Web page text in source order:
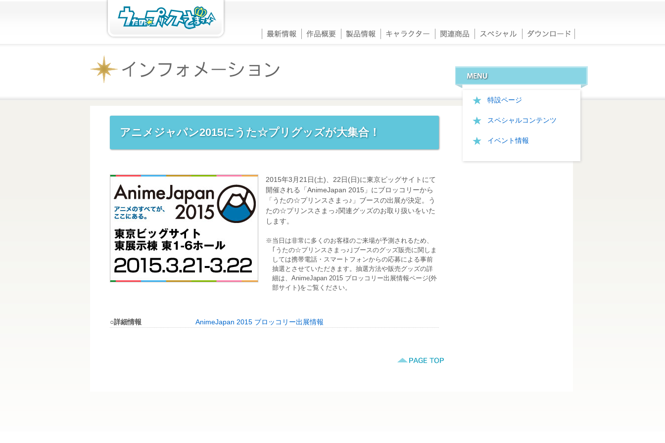
アニメジャパン2015にうた☆プリグッズが大集合！
2015年3月21日(土)、22日(日)に東京ビッグサイトにて
開催される「AnimeJapan 2015」にブロッコリーから
「うたの☆プリンスさまっ♪」ブースの出展が決定。う
たの☆プリンスさまっ♪関連グッズのお取り扱いをいた
します。
※当日は非常に多くのお客様のご来場が予測されるため、
｢うたの☆プリンスさまっ♪｣ブースのグッズ販売に関しま
しては携帯電話・スマートフォンからの応募による事前
抽選とさせていただきます。抽選方法や販売グッズの詳
細は、AnimeJapan 2015 ブロッコリー出展情報ページ(外
部サイト)をご覧ください。
○詳細情報 AnimeJapan 2015 ブロッコリー出展情報
特設ページ
スペシャルコンテンツ
イベント情報